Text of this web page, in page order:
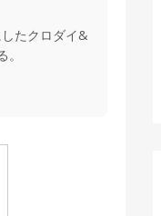
たクロダイ&